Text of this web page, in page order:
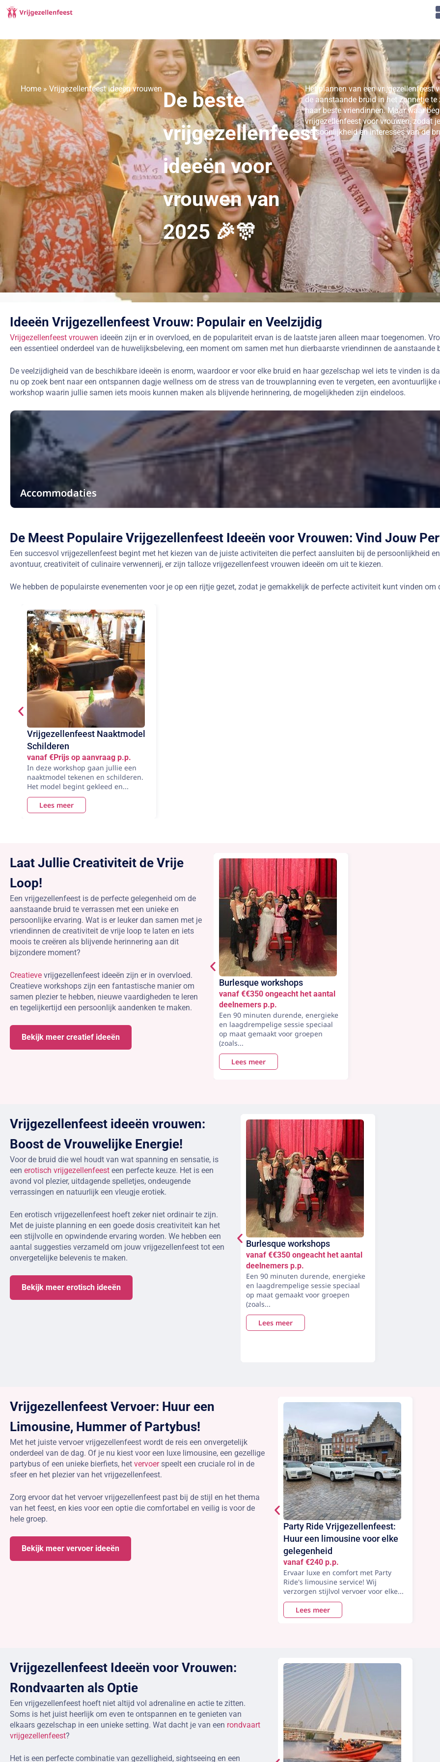
Home » Vrijgezellenfeest ideeën vrouwenDe beste
vrijgezellenfeest
ideeën voor
vrouwen van
2025 🎉🎊
Het plannen van een vrijgezellenfeest
de aanstaande bruid in het zonnetje
haar beste vriendinnen. Maar waar
vrijgezellenfeest voor vrouwen, zodat
persoonlijkheid en interesses van de
Ideeën Vrijgezellenfeest Vrouw: Populair en Veelzijdig
Vrijgezellenfeest vrouwen ideeën zijn er in overvloed, en de populariteit ervan is de laatste jaren alleen maar toegenomen.
een essentieel onderdeel van de huwelijksbeleving, een moment om samen met hun dierbaarste vriendinnen de aanstaande
De veelzijdigheid van de beschikbare ideeën is enorm, waardoor er voor elke bruid en haar gezelschap wel iets te vinden is
nu op zoek bent naar een ontspannen dagje wellness om de stress van de trouwplanning even te vergeten, een
workshop waarin jullie samen iets moois kunnen maken als blijvende herinnering, de mogelijkheden zijn eindeloos.
Accommodaties
De Meest Populaire Vrijgezellenfeest Ideeën voor Vrouwen: Vind Jouw
Een succesvol vrijgezellenfeest begint met het kiezen van de juiste activiteiten die perfect aansluiten bij de persoonlijkheid
avontuur, creativiteit of culinaire verwennerij, er zijn talloze vrijgezellenfeest vrouwen ideeën om uit te kiezen.
We hebben de populairste evenementen voor je op een rijtje gezet, zodat je gemakkelijk de perfecte activiteit kunt vinden
Vrijgezellenfeest Naaktmodel
Schilderen
vanaf €Prijs op aanvraag p.p.
In deze workshop gaan jullie een
naaktmodel tekenen en schilderen.
Het model begint gekleed en...
Lees meer
Laat Jullie Creativiteit de Vrije
Loop!
Een vrijgezellenfeest is de perfecte gelegenheid om de
aanstaande bruid te verrassen met een unieke en
persoonlijke ervaring. Wat is er leuker dan samen met je
vriendinnen de creativiteit de vrije loop te laten en iets
moois te creëren als blijvende herinnering aan dit
bijzondere moment?
Creatieve vrijgezellenfeest ideeën zijn er in overvloed.
Creatieve workshops zijn een fantastische manier om
samen plezier te hebben, nieuwe vaardigheden te leren
en tegelijkertijd een persoonlijk aandenken te maken.
Bekijk meer creatief ideeën
Burlesque workshops
vanaf €€350 ongeacht het aantal
deelnemers p.p.
Een 90 minuten durende, energieke
en laagdrempelige sessie speciaal
op maat gemaakt voor groepen
(zoals...
Lees meer
Vrijgezellenfeest ideeën vrouwen:
Boost de Vrouwelijke Energie!
Voor de bruid die wel houdt van wat spanning en sensatie, is
een erotisch vrijgezellenfeest een perfecte keuze. Het is een
avond vol plezier, uitdagende spelletjes, ondeugende
verrassingen en natuurlijk een vleugje erotiek.
Een erotisch vrijgezellenfeest hoeft zeker niet ordinair te zijn.
Met de juiste planning en een goede dosis creativiteit kan het
een stijlvolle en opwindende ervaring worden. We hebben een
aantal suggesties verzameld om jouw vrijgezellenfeest tot een
onvergetelijke belevenis te maken.
Bekijk meer erotisch ideeën
Burlesque workshops
vanaf €€350 ongeacht het aantal
deelnemers p.p.
Een 90 minuten durende, energieke
en laagdrempelige sessie speciaal
op maat gemaakt voor groepen
(zoals...
Lees meer
Vrijgezellenfeest Vervoer: Huur een
Limousine, Hummer of Partybus!
Met het juiste vervoer vrijgezellenfeest wordt de reis een onvergetelijk
onderdeel van de dag. Of je nu kiest voor een luxe limousine, een gezellige
partybus of een unieke bierfiets, het vervoerspeelt een cruciale rol in de
sfeer en het plezier van het vrijgezellenfeest.
Zorg ervoor dat het vervoer vrijgezellenfeest past bij de stijl en het thema
van het feest, en kies voor een optie die comfortabel en veilig is voor de
hele groep.
Bekijk meer vervoer ideeën
Party Ride Vrijgezellenfeest:
Huur een limousine voor elke
gelegenheid
vanaf €240 p.p.
Ervaar luxe en comfort met Party
Ride's limousine service! Wij
verzorgen stijlvol vervoer voor elke...
Lees meer
Vrijgezellenfeest Ideeën voor Vrouwen:
Rondvaarten als Optie
Een vrijgezellenfeest hoeft niet altijd vol adrenaline en actie te zitten.
Soms is het juist heerlijk om even te ontspannen en te genieten van
elkaars gezelschap in een unieke setting. Wat dacht je van een rondvaart
vrijgezellenfeest?
Het is een perfecte combinatie van gezelligheid, sightseeing en een